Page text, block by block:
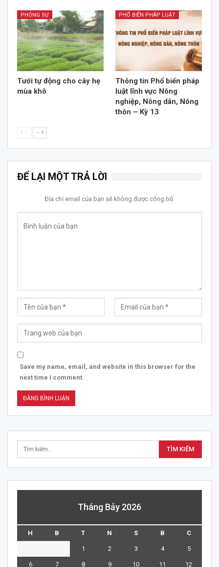
PHÓNG SỰ
Tưới tự động cho cây hẹ
mùa khô
PHỔ BIẾN PHÁP LUẬT
Thông tin Phổ biến pháp
luật lĩnh vực Nông
nghiệp, Nông dân, Nông
thôn – Kỳ 13
-- --
ĐỂ LẠI MỘT TRẢ LỜI
Địa chỉ email của bạn sẽ không được công bố.
Save my name, email, and website in this browser for the
next time I comment.
Tháng Bảy 2026
H B T N S B C
1 2 3 4 5
6 7 8 9 10 11 12